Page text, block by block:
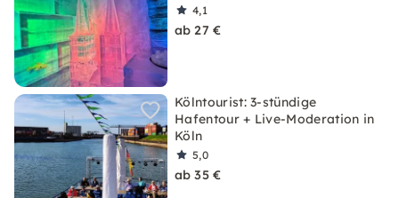
4,1
ab 27 €
Kölntourist: 3-stündige
Hafentour + Live-Moderation in
Köln
5,0
ab 35 €